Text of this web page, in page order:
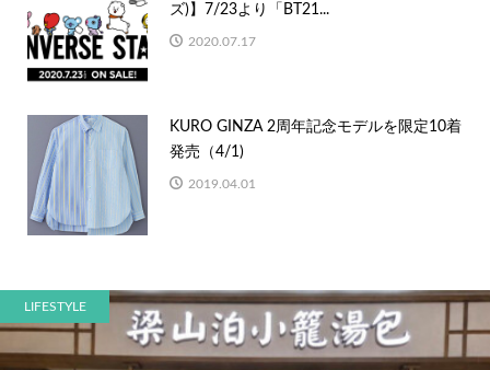
ズ)】7/23より「BT21...
2020.07.17
KURO GINZA 2周年記念モデルを限定10着
発売（4/1)
2019.04.01
LIFESTYLE